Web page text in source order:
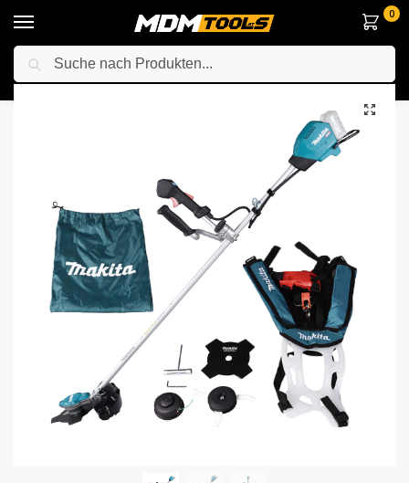
0
Startseite / Elektrowerkzeuge / Gartengeräte